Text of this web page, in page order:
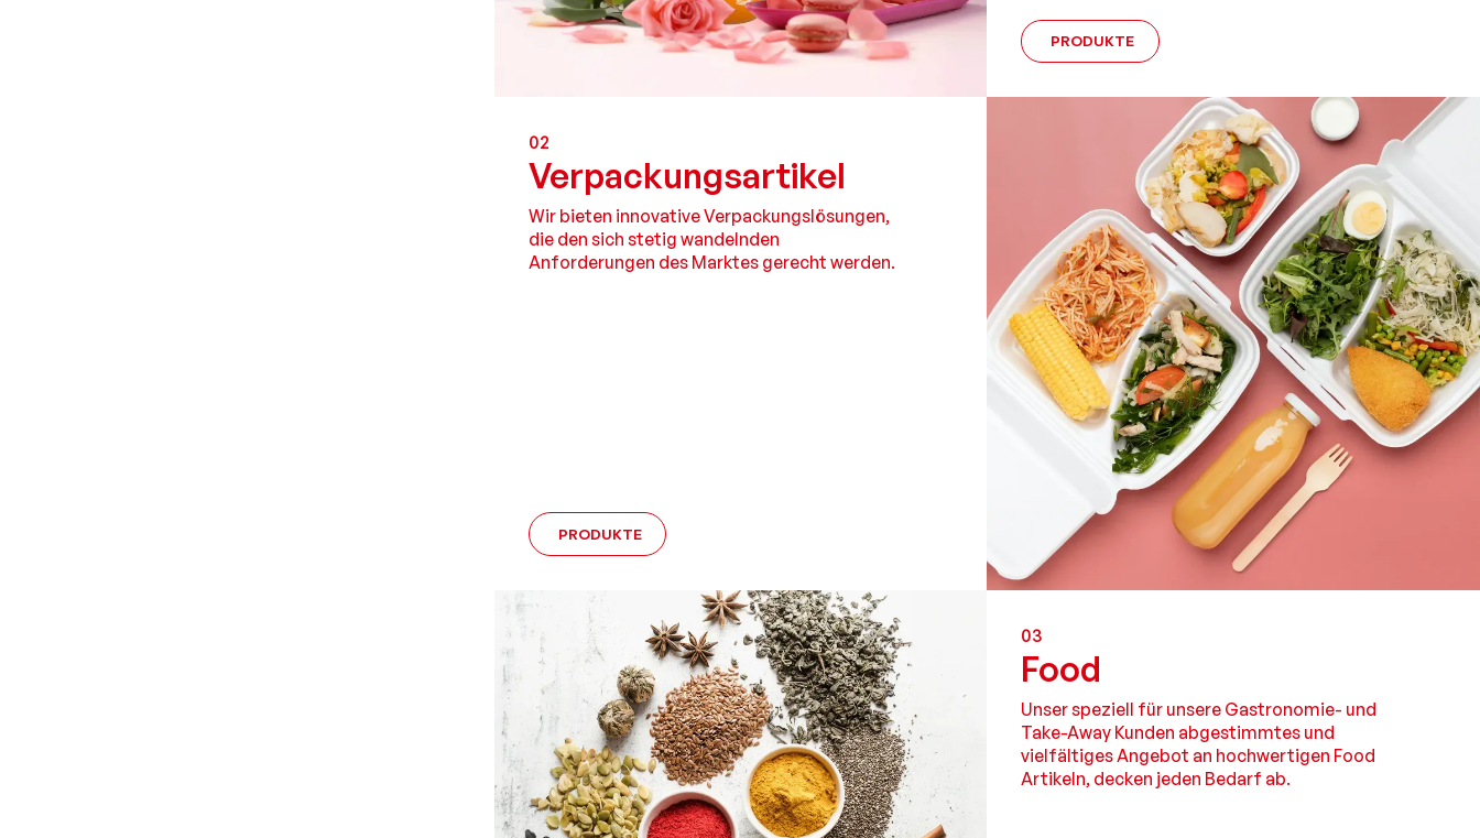
PRODUKTE
02
Verpackungs­artikel
Wir bieten innovative Verpackungslö­sungen,
die den sich stetig wandelnden
Anforderungen des Marktes gerecht werden.
PRODUKTE
03
Food
Unser speziell für unsere Gastrono­mie- und
Take-Away Kunden abges­timmtes und
vielfälti­ges Angebot an hochwertigen Food
Artikeln, decken jeden Bedarf ab.